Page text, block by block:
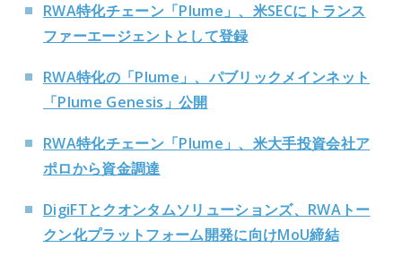
RWA特化チェーン「Plume」、米SECにトランス
ファーエージェントとして登録
RWA特化の「Plume」、パブリックメインネット
「Plume Genesis」公開
RWA特化チェーン「Plume」、米大手投資会社ア
ポロから資金調達
DigiFTとクオンタムソリューションズ、RWAトー
クン化プラットフォーム開発に向けMoU締結